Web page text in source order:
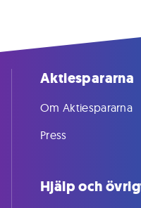
Aktiespararna
Om Aktiespararna
Press
Hjälp och